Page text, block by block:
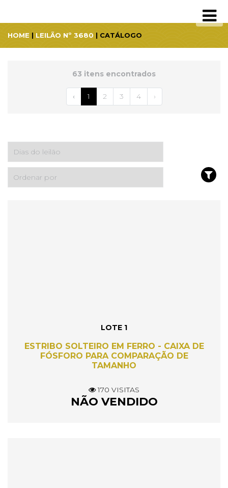
HOME | LEILÃO Nº 3680 | CATÁLOGO
63 itens encontrados
‹ 1 2 3 4 ›
LOTE 1
ESTRIBO SOLTEIRO EM FERRO - CAIXA DE
FÓSFORO PARA COMPARAÇÃO DE
TAMANHO
170 VISITAS
NÃO VENDIDO